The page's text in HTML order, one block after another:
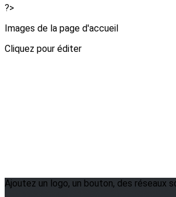
?>
Images de la page d'accueil
Cliquez pour éditer
Ajoutez un logo, un bouton, des réseaux